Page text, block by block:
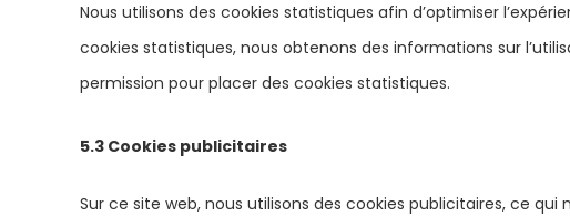
Nous utilisons des cookies statistiques afin d’optimiser
cookies statistiques, nous obtenons des informations sur
permission pour placer des cookies statistiques.
5.3 Cookies publicitaires
Sur ce site web, nous utilisons des cookies publicitaires, ce